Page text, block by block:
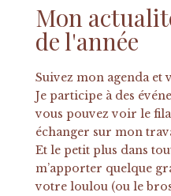
Mon
de l'année
Suivez mon agenda et
Je participe à des
vous pouvez voir le
échanger sur mon
Et le petit plus dans
m’apporter quelque
votre loulou (ou le